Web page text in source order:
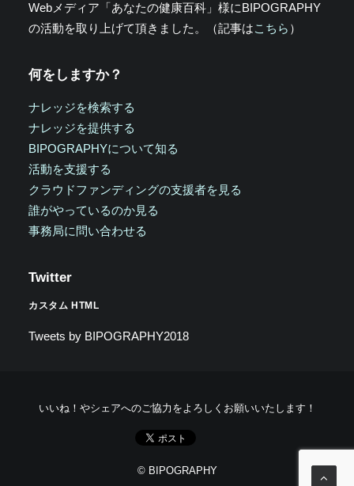
Webメディア「あなたの健康百科」様にBIPOGRAPHY
の活動を取り上げて頂きました。（記事はこちら ）
何をしますか？
ナレッジを検索する
ナレッジを提供する
BIPOGRAPHYについて知る
活動を支援する
クラウドファンディングの支援者を見る
誰がやっているのか見る
事務局に問い合わせる
Twitter
カスタム HTML
Tweets by BIPOGRAPHY2018
いいね！やシェアへのご協力をよろしくお願いいたします！
© BIPOGRAPHY